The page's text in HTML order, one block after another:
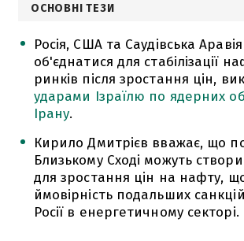
ОСНОВНІ ТЕЗИ
Росія, США та Саудівська
об'єднатися для стабілізації
ринків після зростання цін,
ударами Ізраїлю по ядерних
Ірану.
Кирило Дмитрієв вважає, що
Близькому Сході можуть
для зростання цін на нафту,
ймовірність подальших
Росії в енергетичному секторі.